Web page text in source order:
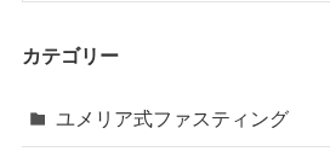
カテゴリー
ユメリア式ファスティング